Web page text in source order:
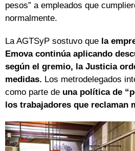
pesos” a empleados que
normalmente.
La AGTSyP sostuvo que la
Emova continúa aplicando
según el gremio, la Justicia
medidas. Los metrodelegados
como parte de una política de
los trabajadores que reclaman